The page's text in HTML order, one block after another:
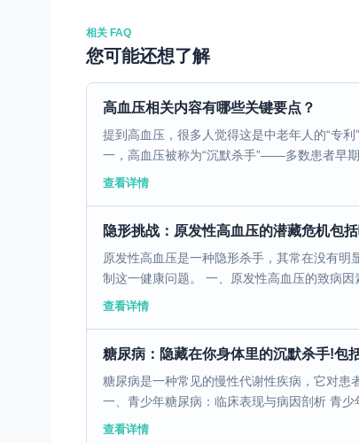
相关 FAQ
您可能还想了解
高血压相关内容有哪些关键要点？
提到高血压，很多人觉得这是中老年人的“专
一，高血压被称为“沉默杀手”——多数患者早期
查看详情
隐形挑战：原发性高血压的潜藏危机包
原发性高血压是一种隐形杀手，其常在没有
制这一健康问题。 一、原发性高血压的致病因
查看详情
糖尿病：隐藏在你身体里的沉默杀手!包
糖尿病是一种常见的慢性代谢性疾病，它对患
一、青少年糖尿病：临床表现与病因剖析 青少
查看详情